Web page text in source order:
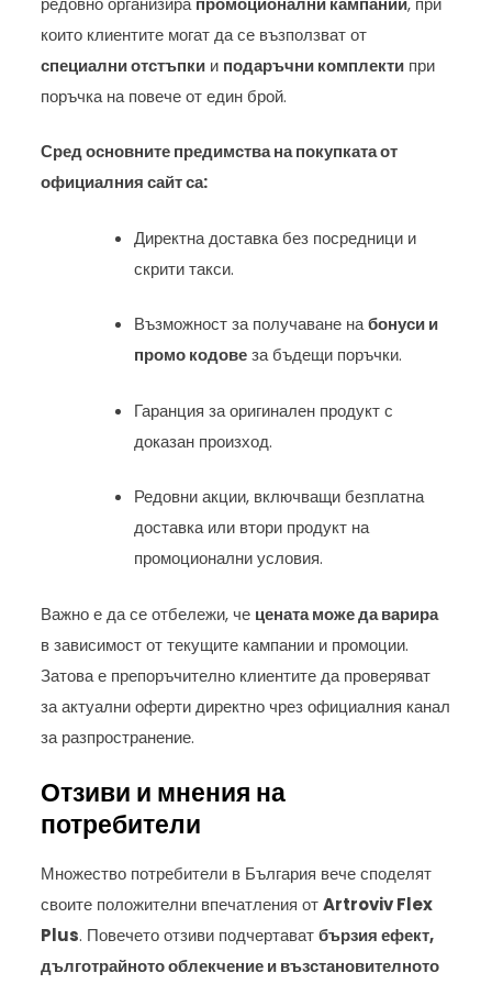
които клиентите могат да се възползват от
специални отстъпки и подаръчни комплекти при
поръчка на повече от един брой.
Сред основните предимства на покупката от
официалния сайт са:
Директна доставка без посредници и
скрити такси.
Възможност за получаване набонуси и
промо кодовеза бъдещи поръчки.
Гаранция за оригинален продукт с
доказан произход.
Редовни акции, включващи безплатна
доставка или втори продукт на
промоционални условия.
Важно е да се отбележи, че цената може да варира
в зависимост от текущите кампании и промоции.
Затова е препоръчително клиентите да проверяват
за актуални оферти директно чрез официалния канал
за разпространение.
Отзиви и мнения на
потребители
Множество потребители в България вече споделят
своите положителни впечатления отArtroviv Flex
Plus. Повечето отзиви подчертаватбързия ефект,
дълготрайното облекчение и възстановителното